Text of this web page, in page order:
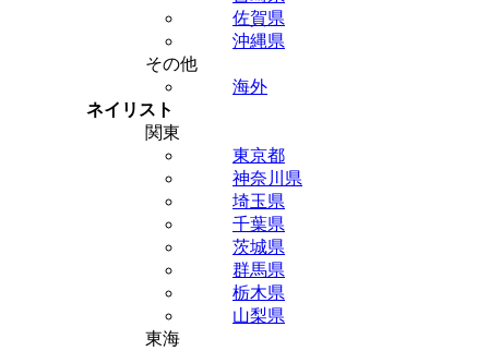
佐賀県
沖縄県
その他
海外
ネイリスト
関東
東京都
神奈川県
埼玉県
千葉県
茨城県
群馬県
栃木県
山梨県
東海